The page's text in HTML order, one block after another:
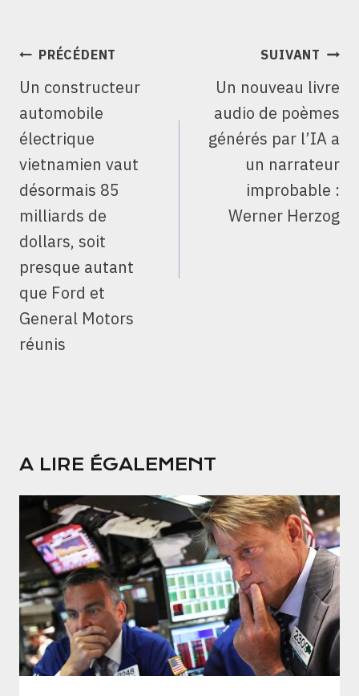
NAVIGATION
L’ARTICLE
PRÉCÉDENT
Un constructeur
automobile
électrique
vietnamien vaut
désormais 85
milliards de
dollars, soit
presque autant
que Ford et
General Motors
réunis
SUIVANT
Un nouveau livre
audio de poèmes
générés par l’IA a
un narrateur
improbable :
Werner Herzog
A LIRE ÉGALEMENT